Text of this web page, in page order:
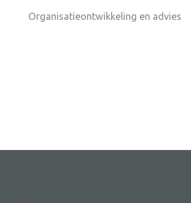
Organisatieontwikkeling en advies